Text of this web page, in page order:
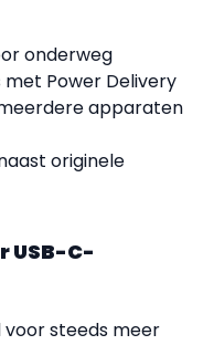
onderweg
Power Delivery
apparaten
originele
USB-C-
voor steeds meer